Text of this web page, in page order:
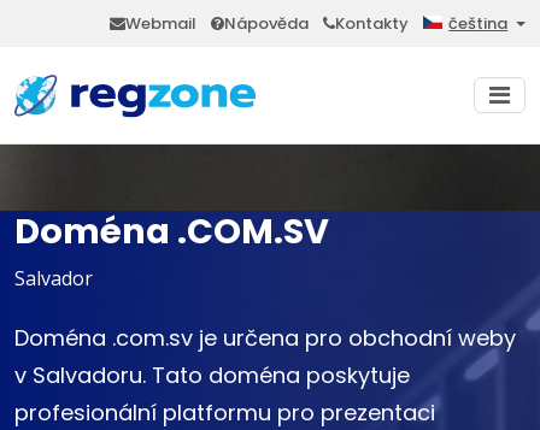
Webmail Nápověda Kontakty čeština
Doména .COM.SV
Salvador
Doména .com.sv je určena pro obchodní weby
v Salvadoru. Tato doména poskytuje
profesionální platformu pro prezentaci